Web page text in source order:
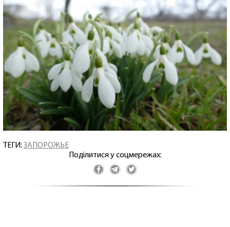
ТЕГИ: ЗАПОРОЖЬЕ
Поділитися у соцмережах: